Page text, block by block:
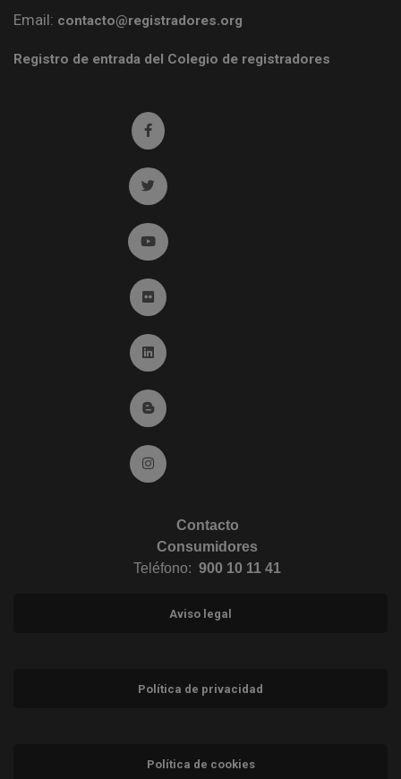
Email: contacto@registradores.org
Registro de entrada del Colegio de registradores
Ir a facebook (abre en ventana nueva)
Ir a twitter (abre en ventana nueva)
Ir a YouTube (abre en ventana nueva)
Ir a Flickr (abre en ventana nueva)
Ir a Linkedin (abre en ventana nueva)
Ir al Blog (abre en ventana nueva)
Ir a Instagram (abre en ventana nueva)
Contacto
Consumidores
Teléfono: 900 10 11 41
Aviso legal
Política de privacidad
Política de cookies